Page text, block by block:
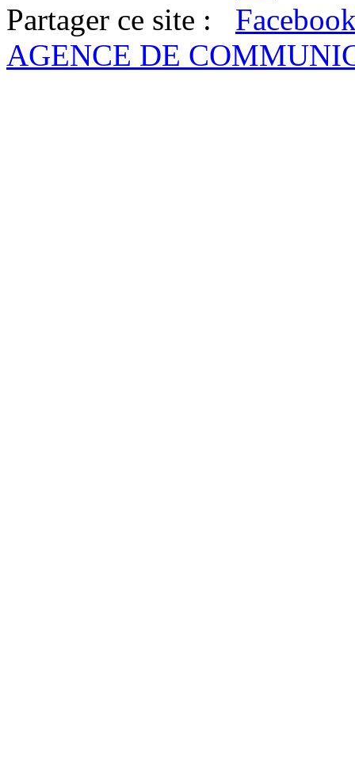
Partager ce site :
AGENCE DE